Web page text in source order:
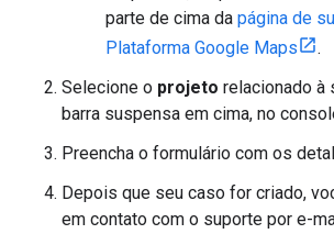
parte de cima da página de
Plataforma Google Maps
.
Selecione o projeto relacionado à
barra suspensa em cima, no
Preencha o formulário com os
Depois que seu caso for criado,
em contato com o suporte por e-